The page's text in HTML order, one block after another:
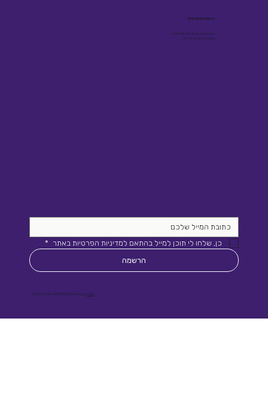
הישארו מעודכנים
תוכן מקצועי על גיוס ובינה מלאכותית -
פעם בשבועיים, ישירות למייל
כן, שלחו לי תוכן למייל בהתאם למדיניות הפרטיות באתר *
הרשמה
© 2026 by Site WORKAROUND. Made byLIRON